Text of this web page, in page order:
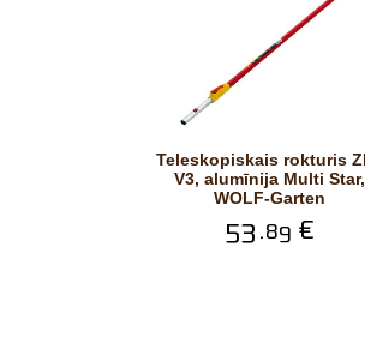
Teleskopiskais rokturis ZM-
V3, alumīnija Multi Star,
WOLF-Garten
53.89 €